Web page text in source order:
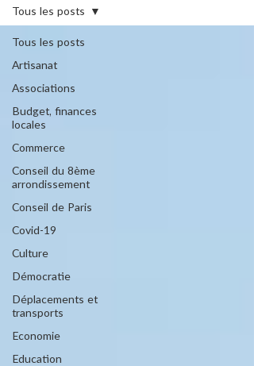
Tous les posts
Artisanat
Associations
Budget, finances
locales
Commerce
Conseil du 8ème
arrondissement
Conseil de Paris
Covid-19
Culture
Démocratie
Déplacements et
transports
Economie
Education
Tous les posts